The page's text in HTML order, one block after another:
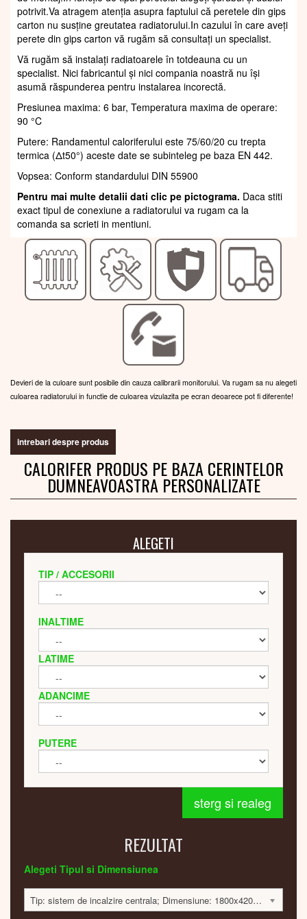
potrivit.Va atragem atenția asupra faptului că peretele din gips
carton nu susține greutatea radiatorului.In cazului în care aveți
perete din gips carton vă rugăm să consultați un specialist.
Vă rugăm să instalați radiatoarele în totdeauna cu un
specialist. Nici fabricantul și nici compania noastră nu își
asumă răspunderea pentru instalarea incorectă.
Presiunea maxima: 6 bar, Temperatura maxima de operare:
90 °C
Putere: Randamentul caloriferului este 75/60/20 cu trepta
termica (Δt50°) aceste date se subinteleg pe baza EN 442.
Vopsea: Conform standardului DIN 55900
Pentru mai multe detalii dati clic pe pictograma. Daca stiti
exact tipul de conexiune a radiatorului va rugam ca la
comanda sa scrieti in mentiuni.
Devieri de la culoare sunt posibile din cauza calibrarii monitorului. Va rugam sa nu alegeti
culoarea radiatorului in functie de culoarea vizulazita pe ecran deoarece pot fi diferente!
intrebari despre produs
CALORIFER PRODUS PE BAZA CERINTELOR
DUMNEAVOASTRA PERSONALIZATE
ALEGETI
TIP / ACCESORII
INALTIME
LATIME
ADANCIME
PUTERE
sterg si realeg
REZULTAT
Alegeti Tipul si Dimensiunea
Tip: sistem de incalzire centrala; Dimensiune: 1800x420x60; 584 Watt; 7100 lei